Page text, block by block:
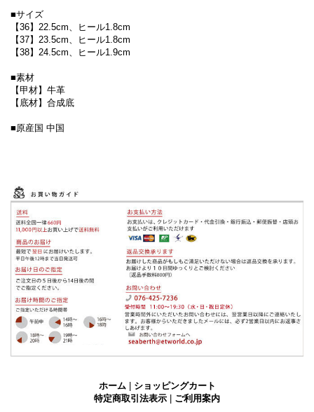
■サイズ
【36】22.5cm、ヒール1.8cm
【37】23.5cm、ヒール1.8cm
【38】24.5cm、ヒール1.9cm
■素材
【甲材】牛革
【底材】合成底
■原産国 中国
ホーム | ショッピングカート
特定商取引法表示 | ご利用案内